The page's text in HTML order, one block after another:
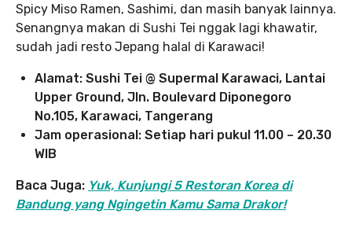
Spicy Miso Ramen, Sashimi, dan masih banyak lainnya.
Senangnya makan di Sushi Tei nggak lagi khawatir,
sudah jadi resto Jepang halal di Karawaci!
Alamat: Sushi Tei @ Supermal Karawaci, Lantai
Upper Ground, Jln. Boulevard Diponegoro
No.105, Karawaci, Tangerang
Jam operasional: Setiap hari pukul 11.00 – 20.30
WIB
Baca Juga: Yuk, Kunjungi 5 Restoran Korea di
Bandung yang Ngingetin Kamu Sama Drakor!